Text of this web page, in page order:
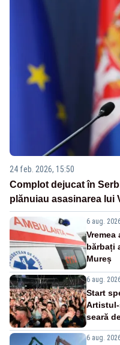
24 feb. 2026, 15:50
Complot dejucat în
plănuiau asasinarea lui
6 aug.
bărbați
Mureș
6 aug.
Start
seară
6 aug.